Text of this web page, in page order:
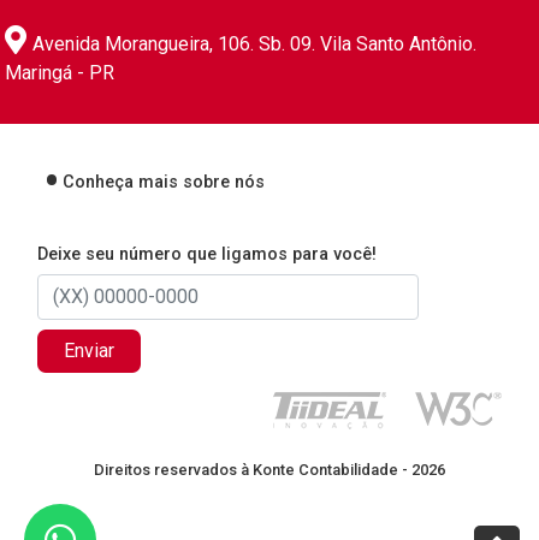
Avenida Morangueira, 106. Sb. 09. Vila Santo Antônio.
Maringá - PR
Conheça mais sobre nós
Deixe seu número que ligamos para você!
Enviar
Direitos reservados à Konte Contabilidade - 2026